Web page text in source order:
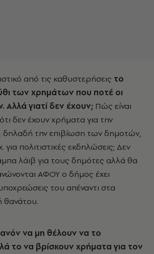
από τις καθυστερήσεις το
των χρημάτων που ποτέ οι
Αλλά γιατί δεν έχουν; Πώς είναι
δεν έχουν χρήματα για την
την επιβίωση των δημοτών,
για πολιτιστικές εκδηλώσεις; Δεν
λάιβ για τους δημότες αλλά θα
ΑΦΟΥ ο δήμος έχει
του απέναντι στα
θανάτου.
να μη θέλουν να το
το να βρίσκουν χρήματα για τον